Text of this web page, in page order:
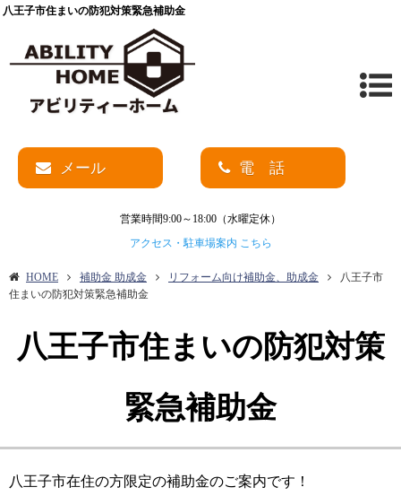
八王子市住まいの防犯対策緊急補助金
メール 電 話
営業時間9:00～18:00（水曜定休）
アクセス・駐車場案内 こちら
HOME 補助金 助成金 リフォーム向け補助金、助成金
八王子市
住まいの防犯対策緊急補助金
八王子市住まいの防犯対策
緊急補助金
八王子市在住の方限定の補助金のご案内です！